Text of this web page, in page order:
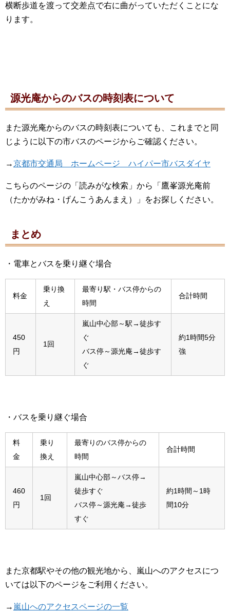
横断歩道を渡って交差点で右に曲がっていただくことにな
ります。
源光庵からのバスの時刻表について
また源光庵からのバスの時刻表についても、これまでと同
じように以下の市バスのページからご確認ください。
→京都市交通局 ホームページ ハイパー市バスダイヤ
こちらのページの「読みがな検索」から「鷹峯源光庵前
（たかがみね・げんこうあんまえ）」をお探しください。
まとめ
・電車とバスを乗り継ぐ場合
料金
乗り換
え
最寄り駅・バス停からの
時間
合計時間
450
円
1回
嵐山中心部～駅→徒歩す
ぐ
バス停～源光庵→徒歩す
ぐ
約1時間5分
強
・バスを乗り継ぐ場合
料
金
乗り
換え
最寄りのバス停からの
時間
合計時間
460
円
1回
嵐山中心部～バス停→
徒歩すぐ
バス停～源光庵→徒歩
すぐ
約1時間～1時
間10分
また京都駅やその他の観光地から、嵐山へのアクセスにつ
いては以下のページをご利用ください。
→ 嵐山へのアクセスページの一覧